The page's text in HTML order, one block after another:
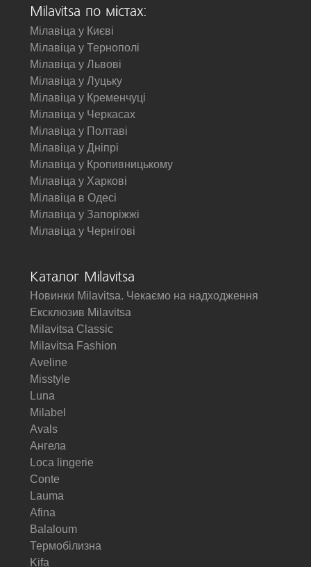
Milavitsa по містах:
Мілавіца у Києві
Мілавіца у Тернополі
Мілавіца у Львові
Мілавіца у Луцьку
Мілавіца у Кременчуці
Мілавіца у Черкасах
Мілавіца у Полтаві
Мілавіца у Дніпрі
Мілавіца у Кропивницькому
Мілавіца у Харкові
Мілавіца в Одесі
Мілавіца у Запоріжжі
Мілавіца у Чернігові
Каталог Milavitsa
Новинки Milavitsa. Чекаємо на надходження
Ексклюзив Milavitsa
Milavitsa Classic
Milavitsa Fashion
Aveline
Misstyle
Luna
Milabel
Avals
Ангела
Loca lingerie
Conte
Lauma
Afina
Balaloum
Термобілизна
Kifa